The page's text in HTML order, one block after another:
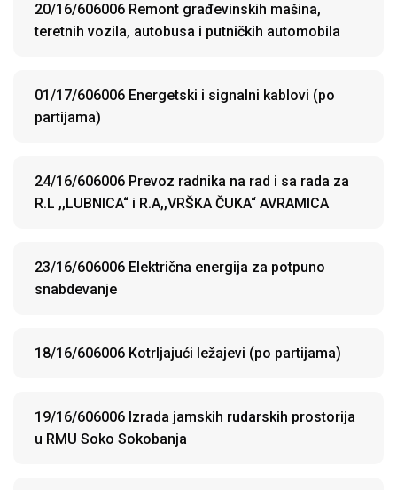
20/16/606006 Remont građevinskih mašina,
teretnih vozila, autobusa i putničkih automobila
01/17/606006 Energetski i signalni kablovi (po
partijama)
24/16/606006 Prevoz radnika na rad i sa rada za
R.L ,,LUBNICA“ i R.A,,VRŠKA ČUKA“ AVRAMICA
23/16/606006 Električna energija za potpuno
snabdevanje
18/16/606006 Kotrljajući ležajevi (po partijama)
19/16/606006 Izrada jamskih rudarskih prostorija
u RMU Soko Sokobanja